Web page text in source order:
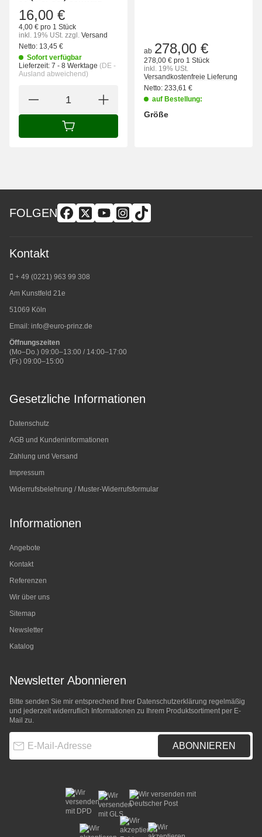
16,00 €
4,00 € pro 1 Stück
inkl. 19% USt. zzgl. Versand
Netto: 13,45 €
Sofort verfügbar
Lieferzeit: 7 - 8 Werktage (DE -
Ausland abweichend)
IN DEN WARENKORB
ab 278,00 €
278,00 € pro 1 Stück
inkl. 19% USt.
Versandkostenfreie Lieferung
Netto: 233,61 €
auf Bestellung:
Größe
FOLGEN
Kontakt
+ 49 (0221) 963 99 308
Am Kunstfeld 21e
51069 Köln
Email: info@euro-prinz.de
Öffnungszeiten
(Mo–Do.) 09:00–13:00 / 14:00–17:00
(Fr.) 09:00–15:00
Gesetzliche Informationen
Datenschutz
AGB und Kundeninformationen
Zahlung und Versand
Impressum
Widerrufsbelehrung / Muster-Widerrufsformular
Informationen
Angebote
Kontakt
Referenzen
Wir über uns
Sitemap
Newsletter
Katalog
Newsletter Abonnieren
Bitte senden Sie mir entsprechend Ihrer Datenschutzerklärung regelmäßig
und jederzeit widerruflich Informationen zu Ihrem Produktsortiment per E-
Mail zu.
ABONNIEREN